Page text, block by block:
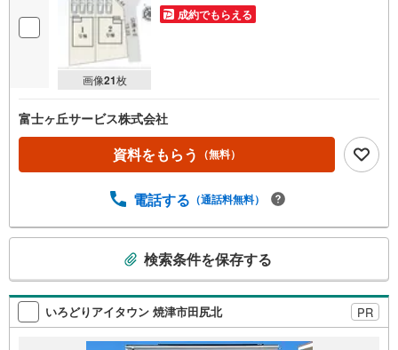
画像21枚
成約でもらえる
富士ヶ丘サービス株式会社
資料をもらう （無料）
電話する （通話料無料）
検
索
条
検索条件を保存する
いろどりアイタウン 焼津市田尻北 PR